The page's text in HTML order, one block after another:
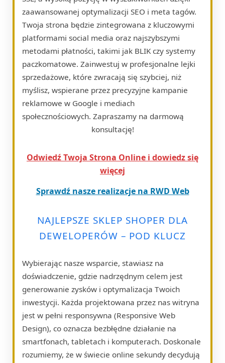
zaawansowanej optymalizacji SEO i meta tagów.
Twoja strona będzie zintegrowana z kluczowymi
platformami social media oraz najszybszymi
metodami płatności, takimi jak BLIK czy systemy
paczkomatowe. Zainwestuj w profesjonalne lejki
sprzedażowe, które zwracają się szybciej, niż
myślisz, wspierane przez precyzyjne kampanie
reklamowe w Google i mediach
społecznościowych. Zapraszamy na darmową
konsultację!
Odwiedź Twoja Strona Online i dowiedz się
więcej
Sprawdź nasze realizacje na RWD Web
NAJLEPSZE SKLEP SHOPER DLA
DEWELOPERÓW – POD KLUCZ
Wybierając nasze wsparcie, stawiasz na
doświadczenie, gdzie nadrzędnym celem jest
generowanie zysków i optymalizacja Twoich
inwestycji. Każda projektowana przez nas witryna
jest w pełni responsywna (Responsive Web
Design), co oznacza bezbłędne działanie na
smartfonach, tabletach i komputerach. Doskonale
rozumiemy, że w świecie online sekundy decydują